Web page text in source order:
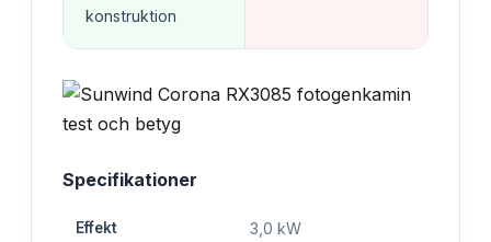
konstruktion
Specifikationer
Effekt 3,0 kW